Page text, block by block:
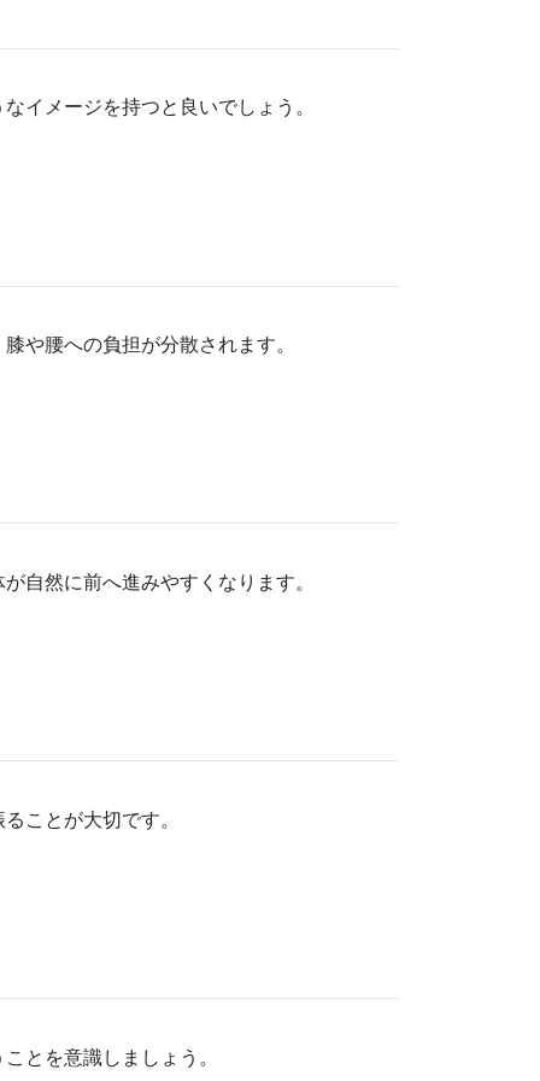
イメージを持つと良いでしょう。
や腰への負担が分散されます。
自然に前へ進みやすくなります。
ことが大切です。
とを意識しましょう。